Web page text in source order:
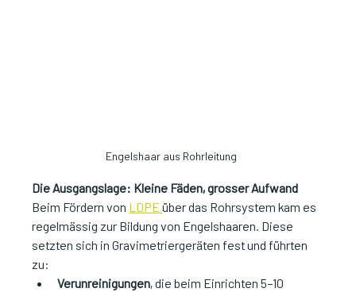
Engelshaar aus Rohrleitung
Die Ausgangslage: Kleine Fäden, grosser Aufwand
Beim Fördern von LDPE über das Rohrsystem kam es
regelmässig zur Bildung von Engelshaaren. Diese
setzten sich in Gravimetriergeräten fest und führten
zu:
Verunreinigungen, die beim Einrichten 5–10